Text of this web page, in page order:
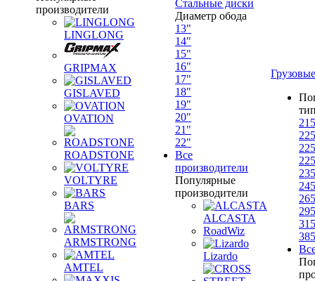
производители
LINGLONG
GRIPMAX
GISLAVED
OVATION
ROADSTONE
VOLTYRE
BARS
ARMSTRONG
AMTEL
Стальные диски
Диаметр обода
13"
14"
15"
16"
17"
18"
19"
20"
21"
22"
Все
производители
Популярные
производители
ALCASTA
RoadWiz
Lizardo